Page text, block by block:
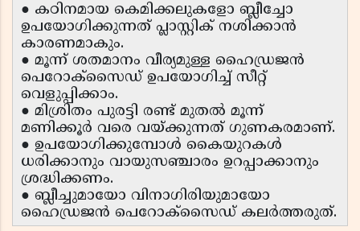
● കഠിനമായ കെമിക്കലുകളോ ബ്ലീച്ചോ
ഉപയോഗിക്കുന്നത് പ്ലാസ്റ്റിക് നശിക്കാൻ
കാരണമാകും.
● മൂന്ന് ശതമാനം വീര്യമുള്ള ഹൈഡ്രജൻ
പെറോക്സൈഡ് ഉപയോഗിച്ച് സീറ്റ്
വെളുപ്പിക്കാം.
● മിശ്രിതം പുരട്ടി രണ്ട് മുതൽ മൂന്ന്
മണിക്കൂർ വരെ വയ്ക്കുന്നത് ഗുണകരമാണ്.
● ഉപയോഗിക്കുമ്പോൾ കൈയുറകൾ
ധരിക്കാനും വായുസഞ്ചാരം ഉറപ്പാക്കാനും
ശ്രദ്ധിക്കണം.
● ബ്ലീച്ചുമായോ വിനാഗിരിയുമായോ
ഹൈഡ്രജൻ പെറോക്സൈഡ് കലർത്തരുത്.